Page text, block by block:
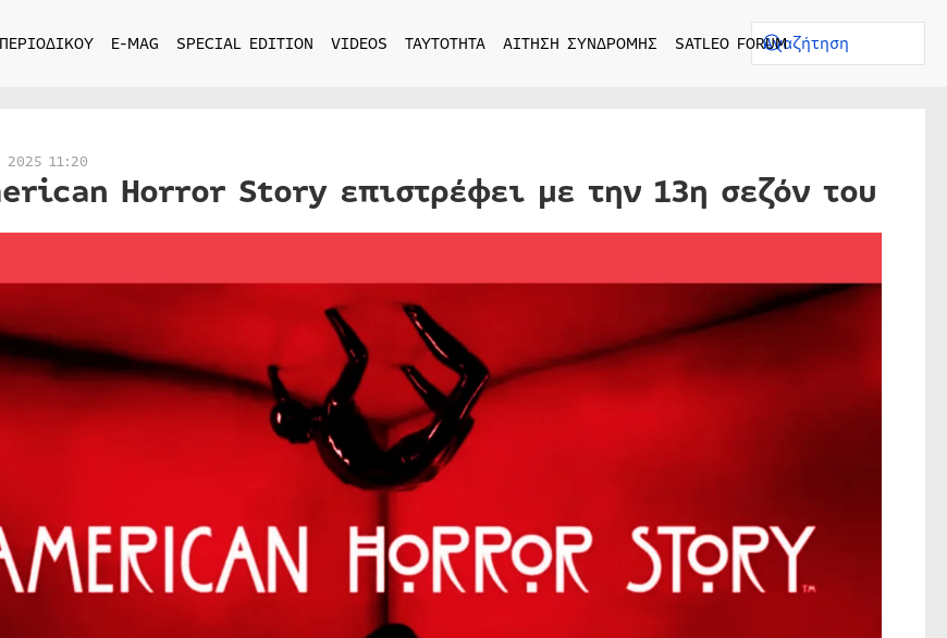
E-MAG SPECIAL EDITION VIDEOS ΤΑΥΤΟΤΗΤΑ ΑΙΤΗΣΗ ΣΥΝΔΡΟΜΗΣ SATLEO FORUM
2025 11:20
Horror Story επιστρέφει με την 13η σεζόν του